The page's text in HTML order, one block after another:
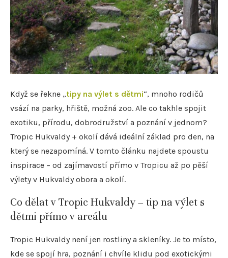
Když se řekne „tipy na výlet s dětmi“, mnoho rodičů
vsází na parky, hřiště, možná zoo. Ale co takhle spojit
exotiku, přírodu, dobrodružství a poznání v jednom?
Tropic Hukvaldy + okolí dává ideální základ pro den, na
který se nezapomíná. V tomto článku najdete spoustu
inspirace – od zajímavostí přímo v Tropicu až po pěší
výlety v Hukvaldy obora a okolí.
Co dělat v Tropic Hukvaldy – tip na výlet s
dětmi přímo v areálu
Tropic Hukvaldy není jen rostliny a skleníky. Je to místo,
kde se spojí hra, poznání i chvíle klidu pod exotickými